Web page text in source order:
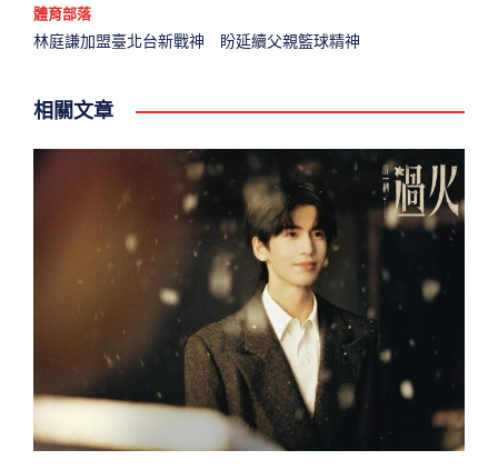
體育部落
林庭謙加盟臺北台新戰神 盼延續父親籃球精神
相關文章